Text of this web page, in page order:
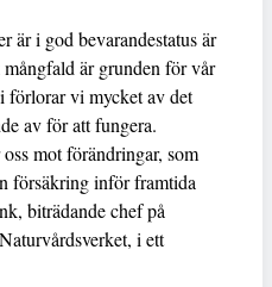
är i god bevarandestatus är
är grunden för vår
förlorar vi mycket av det
av för att fungera.
mot förändringar, som
försäkring inför framtida
biträdande chef på
i ett